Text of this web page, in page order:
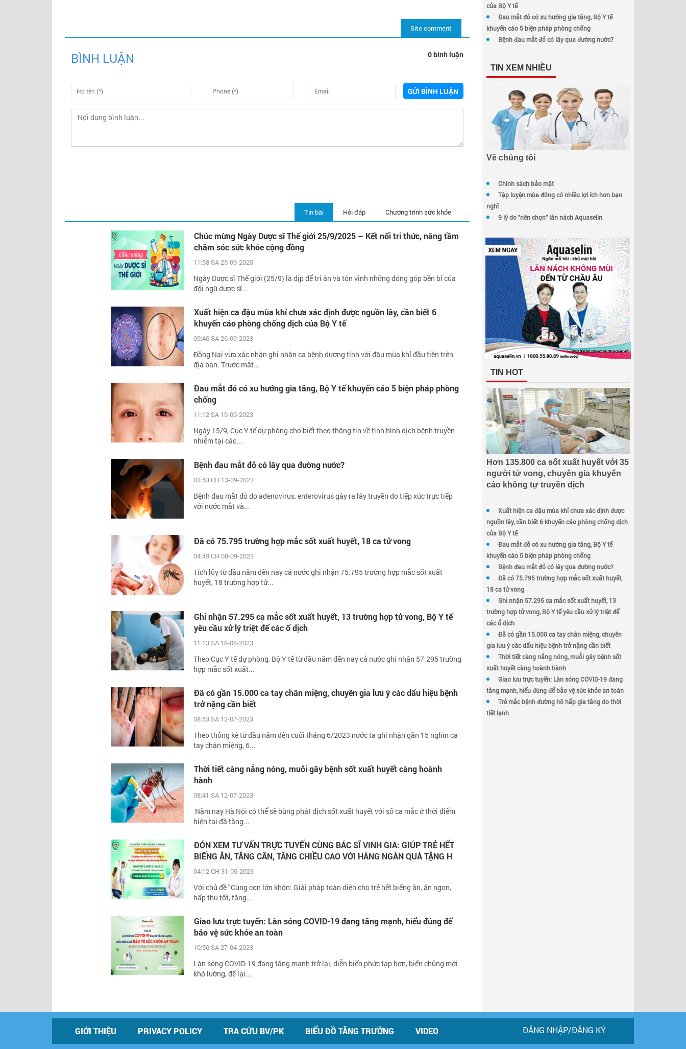
Site comment
BÌNH LUẬN 0 bình luận
GỬI BÌNH LUẬN
Chương trình sức khỏe
Hỏi đáp
Tin bài
Chúc mừng Ngày Dược sĩ Thế giới 25/9/2025 – Kết nối tri thức, nâng tầm
chăm sóc sức khỏe cộng đồng
11:58 SA 25-09-2025
Ngày Dược sĩ Thế giới (25/9) là dịp để tri ân và tôn vinh những đóng góp bền bỉ của
đội ngũ dược sĩ...
Xuất hiện ca đậu mùa khỉ chưa xác định được nguồn lây, cần biết 6
khuyến cáo phòng chống dịch của Bộ Y tế
09:46 SA 26-09-2023
Đồng Nai vừa xác nhận ghi nhận ca bệnh dương tính với đậu mùa khỉ đầu tiên trên
địa bàn. Trước mắt...
Đau mắt đỏ có xu hướng gia tăng, Bộ Y tế khuyến cáo 5 biện pháp phòng
chống
11:12 SA 19-09-2023
Ngày 15/9, Cục Y tế dự phòng cho biết theo thông tin về tình hình dịch bệnh truyền
nhiễm tại các...
Bệnh đau mắt đỏ có lây qua đường nước?
03:53 CH 13-09-2023
Bệnh đau mắt đỏ do adenovirus, enterovirus gây ra lây truyền do tiếp xúc trực tiếp
với nước mắt và...
Đã có 75.795 trường hợp mắc sốt xuất huyết, 18 ca tử vong
04:49 CH 08-09-2023
Tích lũy từ đầu năm đến nay cả nước ghi nhận 75.795 trường hợp mắc sốt xuất
huyết, 18 trường hợp tử...
Ghi nhận 57.295 ca mắc sốt xuất huyết, 13 trường hợp tử vong, Bộ Y tế
yêu cầu xử lý triệt để các ổ dịch
11:13 SA 18-08-2023
Theo Cục Y tế dự phòng, Bộ Y tế từ đầu năm đến nay cả nước ghi nhận 57.295 trường
hợp mắc sốt xuất...
Đã có gần 15.000 ca tay chân miệng, chuyên gia lưu ý các dấu hiệu bệnh
trở nặng cần biết
08:53 SA 12-07-2023
Theo thống kê từ đầu năm đến cuối tháng 6/2023 nước ta ghi nhận gần 15 nghìn ca
tay chân miệng, 6...
Thời tiết càng nắng nóng, muỗi gây bệnh sốt xuất huyết càng hoành
hành
08:41 SA 12-07-2023
Năm nay Hà Nội có thể sẽ bùng phát dịch sốt xuất huyết với số ca mắc ở thời điểm
hiện tại đã tăng...
ĐÓN XEM TƯ VẤN TRỰC TUYẾN CÙNG BÁC SĨ VINH GIA: GIÚP TRẺ HẾT
BIẾNG ĂN, TĂNG CÂN, TĂNG CHIỀU CAO VỚI HÀNG NGÀN QUÀ TẶNG H
04:12 CH 31-05-2023
Với chủ đề "Cùng con lớn khôn: Giải pháp toàn diện cho trẻ hết biếng ăn, ăn ngon,
hấp thu tốt, tăng...
Giao lưu trực tuyến: Làn sóng COVID-19 đang tăng mạnh, hiểu đúng để
bảo vệ sức khỏe an toàn
10:50 SA 27-04-2023
Làn sóng COVID-19 đang tăng mạnh trở lại, diễn biến phức tạp hơn, biến chủng mới
khó lường, để lại...
của Bộ Y tế
Đau mắt đỏ có xu hướng gia tăng, Bộ Y tế
khuyến cáo 5 biện pháp phòng chống
Bệnh đau mắt đỏ có lây qua đường nước?
TIN XEM NHIỀU
Về chúng tôi
Chính sách bảo mật
Tập luyện mùa đông có nhiều lợi ích hơn bạn
nghĩ
9 lý do "nên chọn" lăn nách Aquaselin
TIN HOT
Hơn 135.800 ca sốt xuất huyết với 35
người tử vong, chuyên gia khuyến
cáo không tự truyền dịch
Xuất hiện ca đậu mùa khỉ chưa xác định được
nguồn lây, cần biết 6 khuyến cáo phòng chống dịch
của Bộ Y tế
Đau mắt đỏ có xu hướng gia tăng, Bộ Y tế
khuyến cáo 5 biện pháp phòng chống
Bệnh đau mắt đỏ có lây qua đường nước?
Đã có 75.795 trường hợp mắc sốt xuất huyết,
18 ca tử vong
Ghi nhận 57.295 ca mắc sốt xuất huyết, 13
trường hợp tử vong, Bộ Y tế yêu cầu xử lý triệt để
các ổ dịch
Đã có gần 15.000 ca tay chân miệng, chuyên
gia lưu ý các dấu hiệu bệnh trở nặng cần biết
Thời tiết càng nắng nóng, muỗi gây bệnh sốt
xuất huyết càng hoành hành
Giao lưu trực tuyến: Làn sóng COVID-19 đang
tăng mạnh, hiểu đúng để bảo vệ sức khỏe an toàn
Trẻ mắc bệnh đường hô hấp gia tăng do thời
tiết lạnh
GIỚI THIỆU PRIVACY POLICY TRA CỨU BV/PK BIỂU ĐỒ TĂNG TRƯỞNG VIDEO ĐĂNG NHẬP/ĐĂNG KÝ